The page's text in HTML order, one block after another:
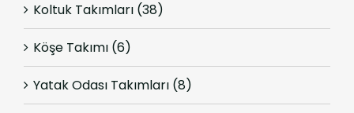
Koltuk Takımları (38)
Köşe Takımı (6)
Yatak Odası Takımları (8)